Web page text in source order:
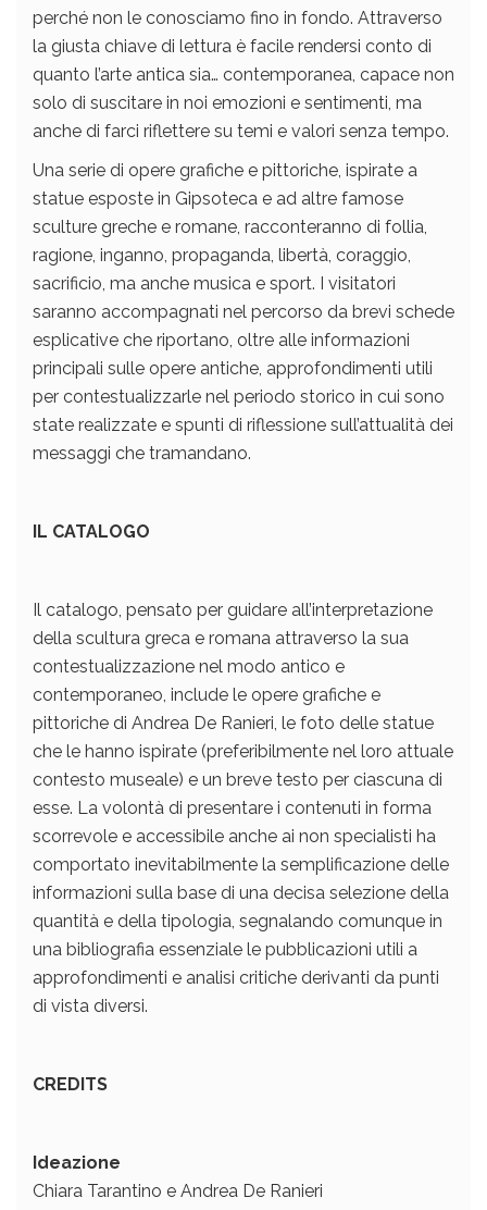
perché non le conosciamo fino in fondo. Attraverso
la giusta chiave di lettura è facile rendersi conto di
quanto l’arte antica sia… contemporanea, capace non
solo di suscitare in noi emozioni e sentimenti, ma
anche di farci riflettere su temi e valori senza tempo.
Una serie di opere grafiche e pittoriche, ispirate a
statue esposte in Gipsoteca e ad altre famose
sculture greche e romane, racconteranno di follia,
ragione, inganno, propaganda, libertà, coraggio,
sacrificio, ma anche musica e sport. I visitatori
saranno accompagnati nel percorso da brevi schede
esplicative che riportano, oltre alle informazioni
principali sulle opere antiche, approfondimenti utili
per contestualizzarle nel periodo storico in cui sono
state realizzate e spunti di riflessione sull’attualità dei
messaggi che tramandano.
IL CATALOGO
Il catalogo, pensato per guidare all’interpretazione
della scultura greca e romana attraverso la sua
contestualizzazione nel modo antico e
contemporaneo, include le opere grafiche e
pittoriche di Andrea De Ranieri, le foto delle statue
che le hanno ispirate (preferibilmente nel loro attuale
contesto museale) e un breve testo per ciascuna di
esse. La volontà di presentare i contenuti in forma
scorrevole e accessibile anche ai non specialisti ha
comportato inevitabilmente la semplificazione delle
informazioni sulla base di una decisa selezione della
quantità e della tipologia, segnalando comunque in
una bibliografia essenziale le pubblicazioni utili a
approfondimenti e analisi critiche derivanti da punti
di vista diversi.
CREDITS
Ideazione
Chiara Tarantino e Andrea De Ranieri